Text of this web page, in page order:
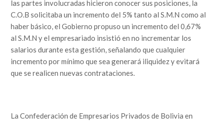
las partes involucradas hicieron conocer sus posiciones, la
C.O.B solicitaba un incremento del 5% tanto al S.M.N como al
haber básico, el Gobierno propuso un incremento del 0,67%
al S.M.N y el empresariado insistió en no incrementar los
salarios durante esta gestión, señalando que cualquier
incremento por mínimo que sea generará iliquidez y evitará
que se realicen nuevas contrataciones.
La Confederación de Empresarios Privados de Bolivia en